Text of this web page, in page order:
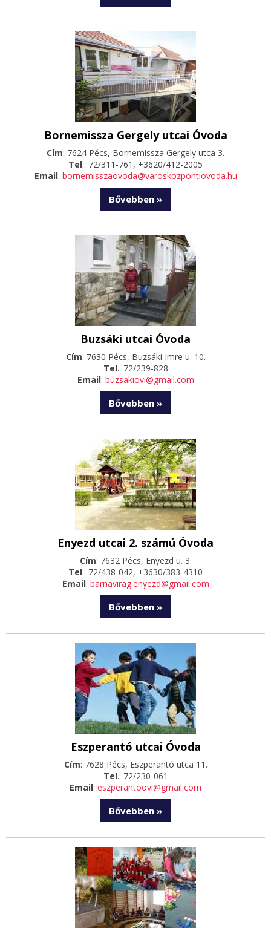
Bornemissza Gergely utcai Óvoda
Cím: 7624 Pécs, Bornemissza Gergely utca 3.
Tel.: 72/311-761, +3620/412-2005
Email: bornemisszaovoda@varoskozpontiovoda.hu
Bővebben »
Buzsáki utcai Óvoda
Cím: 7630 Pécs, Buzsáki Imre u. 10.
Tel.: 72/239-828
Email: buzsakiovi@gmail.com
Bővebben »
Enyezd utcai 2. számú Óvoda
Cím: 7632 Pécs, Enyezd u. 3.
Tel.: 72/438-042, +3630/383-4310
Email: barnavirag.enyezd@gmail.com
Bővebben »
Eszperantó utcai Óvoda
Cím: 7628 Pécs, Eszperantó utca 11.
Tel.: 72/230-061
Email: eszperantoovi@gmail.com
Bővebben »